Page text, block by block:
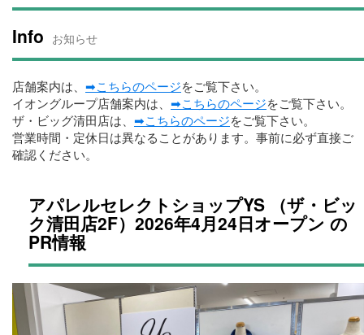
Info お知らせ
店舗案内は、 ➡こちらのページをご覧下さい。
イオングループ店舗案内は、 ➡こちらのページをご覧下さい。
ザ・ビッグ清田店は、 ➡こちらのページをご覧下さい。
営業時間・定休日は異なることがあります。事前に必ず直接ご
確認ください。
アパレルセレクトショップYS （ザ・ビッ
ク清田店2F）2026年4月24日オープン の
PR情報